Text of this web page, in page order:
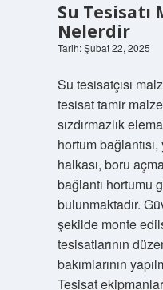
Su Tesisatı
Nelerdir
Tarih: Şubat 22, 2025
Su tesisatçısı
tesisat tamir
sızdırmazlık
hortum
halkası, boru
bağlantı hortumu
bulunmaktadır.
şekilde monte
tesisatlarının
bakımlarının
Tesisat